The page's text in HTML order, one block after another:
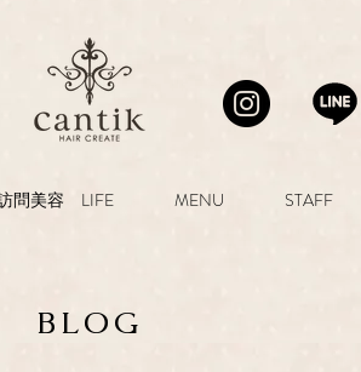
問美容 LIFE MENU STAFF
BLOG